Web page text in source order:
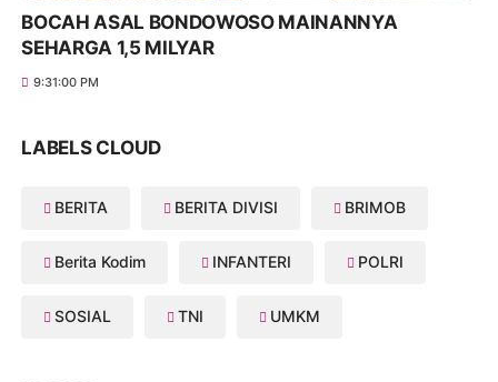
BOCAH ASAL BONDOWOSO MAINANNYA
SEHARGA 1,5 MILYAR
9:31:00 PM
LABELS CLOUD
BERITA BERITA DIVISI BRIMOB
Berita Kodim INFANTERI POLRI
SOSIAL TNI UMKM